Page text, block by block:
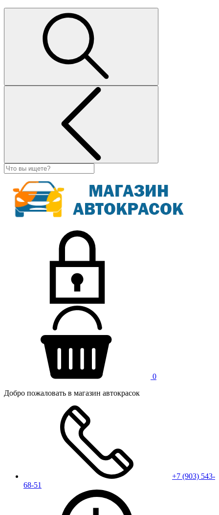
0
Добро пожаловать в магазин автокрасок
+7 (903) 543-
68-51